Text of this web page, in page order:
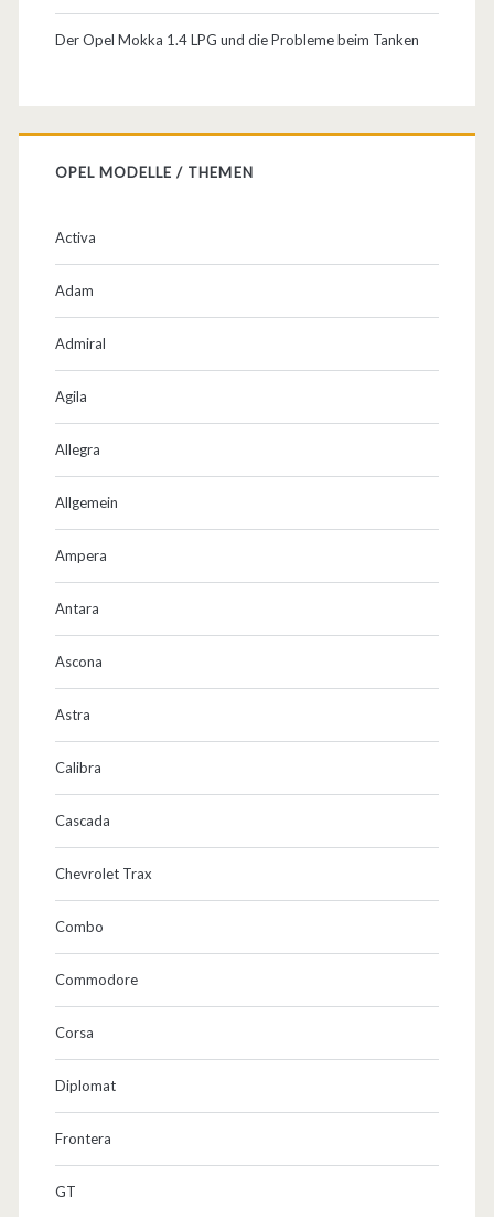
e
n
Der Opel Mokka 1.4 LPG und die Probleme beim Tanken
OPEL MODELLE / THEMEN
Activa
Adam
Admiral
Agila
Allegra
Allgemein
Ampera
Antara
Ascona
Astra
Calibra
Cascada
Chevrolet Trax
Combo
Commodore
Corsa
Diplomat
Frontera
GT